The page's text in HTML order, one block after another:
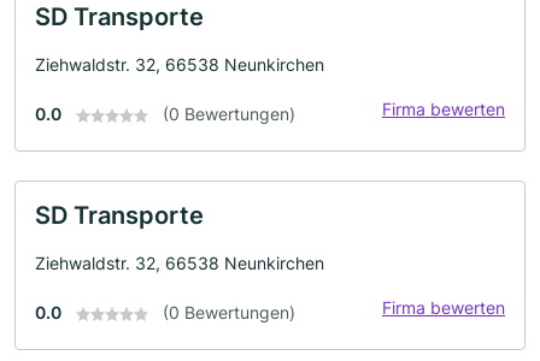
SD Transporte
Ziehwaldstr. 32, 66538 Neunkirchen
0.0 (0 Bewertungen) Firma bewerten
SD Transporte
Ziehwaldstr. 32, 66538 Neunkirchen
0.0 (0 Bewertungen) Firma bewerten